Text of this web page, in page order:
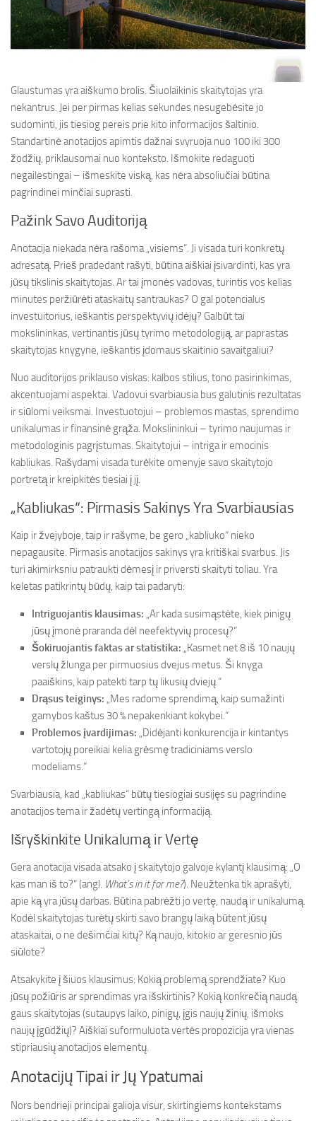
Glaustumas yra aiškumo brolis. Šiuolaikinis skaitytojas yra
nekantrus. Jei per pirmas kelias sekundes nesugebėsite jo
sudominti, jis tiesiog pereis prie kito informacijos šaltinio.
Standartinė anotacijos apimtis dažnai svyruoja nuo 100 iki 300
žodžių, priklausomai nuo konteksto. Išmokite redaguoti
negailestingai – išmeskite viską, kas nėra absoliučiai būtina
pagrindinei minčiai suprasti.
Pažink Savo Auditoriją
Anotacija niekada nėra rašoma „visiems“. Ji visada turi konkretų
adresatą. Prieš pradedant rašyti, būtina aiškiai įsivardinti, kas yra
jūsų tikslinis skaitytojas. Ar tai įmonės vadovas, turintis vos kelias
minutes peržiūrėti ataskaitų santraukas? O gal potencialus
investuitorius, ieškantis perspektyvių idėjų? Galbūt tai
mokslininkas, vertinantis jūsų tyrimo metodologiją, ar paprastas
skaitytojas knygyne, ieškantis įdomaus skaitinio savaitgaliui?
Nuo auditorijos priklauso viskas: kalbos stilius, tono pasirinkimas,
akcentuojami aspektai. Vadovui svarbiausia bus galutinis rezultatas
ir siūlomi veiksmai. Investuotojui – problemos mastas, sprendimo
unikalumas ir finansinė grąža. Mokslininkui – tyrimo naujumas ir
metodologinis pagrįstumas. Skaitytojui – intriga ir emocinis
kabliukas. Rašydami visada turėkite omenyje savo skaitytojo
portretą ir kreipkitės tiesiai į jį.
„Kabliukas“: Pirmasis Sakinys Yra Svarbiausias
Kaip ir žvejyboje, taip ir rašyme, be gero „kabliuko“ nieko
nepagausite. Pirmasis anotacijos sakinys yra kritiškai svarbus. Jis
turi akimirksniu patraukti dėmesį ir priversti skaityti toliau. Yra
keletas patikrintų būdų, kaip tai padaryti:
Intriguojantis klausimas: „Ar kada susimąstėte, kiek pinigų
jūsų įmonė praranda dėl neefektyvių procesų?“
Šokiruojantis faktas ar statistika: „Kasmet net 8 iš 10 naujų
verslų žlunga per pirmuosius dvejus metus. Ši knyga
paaiškins, kaip patekti tarp tų likusių dviejų.“
Drąsus teiginys: „Mes radome sprendimą, kaip sumažinti
gamybos kaštus 30 % nepakenkiant kokybei.“
Problemos įvardijimas: „Didėjanti konkurencija ir kintantys
vartotojų poreikiai kelia grėsmę tradiciniams verslo
modeliams.“
Svarbiausia, kad „kabliukas“ būtų tiesiogiai susijęs su pagrindine
anotacijos tema ir žadėtų vertingą informaciją.
Išryškinkite Unikalumą ir Vertę
Gera anotacija visada atsako į skaitytojo galvoje kylantį klausimą: „O
kas man iš to?“ (angl. What’s in it for me?). Neužtenka tik aprašyti,
apie ką yra jūsų darbas. Būtina pabrėžti jo vertę, naudą ir unikalumą.
Kodėl skaitytojas turėtų skirti savo brangų laiką būtent jūsų
ataskaitai, o ne dešimčiai kitų? Ką naujo, kitokio ar geresnio jūs
siūlote?
Atsakykite į šiuos klausimus: Kokią problemą sprendžiate? Kuo
jūsų požiūris ar sprendimas yra išskirtinis? Kokią konkrečią naudą
gaus skaitytojas (sutaupys laiko, pinigų, įgis naujų žinių, išmoks
naujų įgūdžių)? Aiškiai suformuluota vertės propozicija yra vienas
stipriausių anotacijos elementų.
Anotacijų Tipai ir Jų Ypatumai
Nors bendrieji principai galioja visur, skirtingiems kontekstams